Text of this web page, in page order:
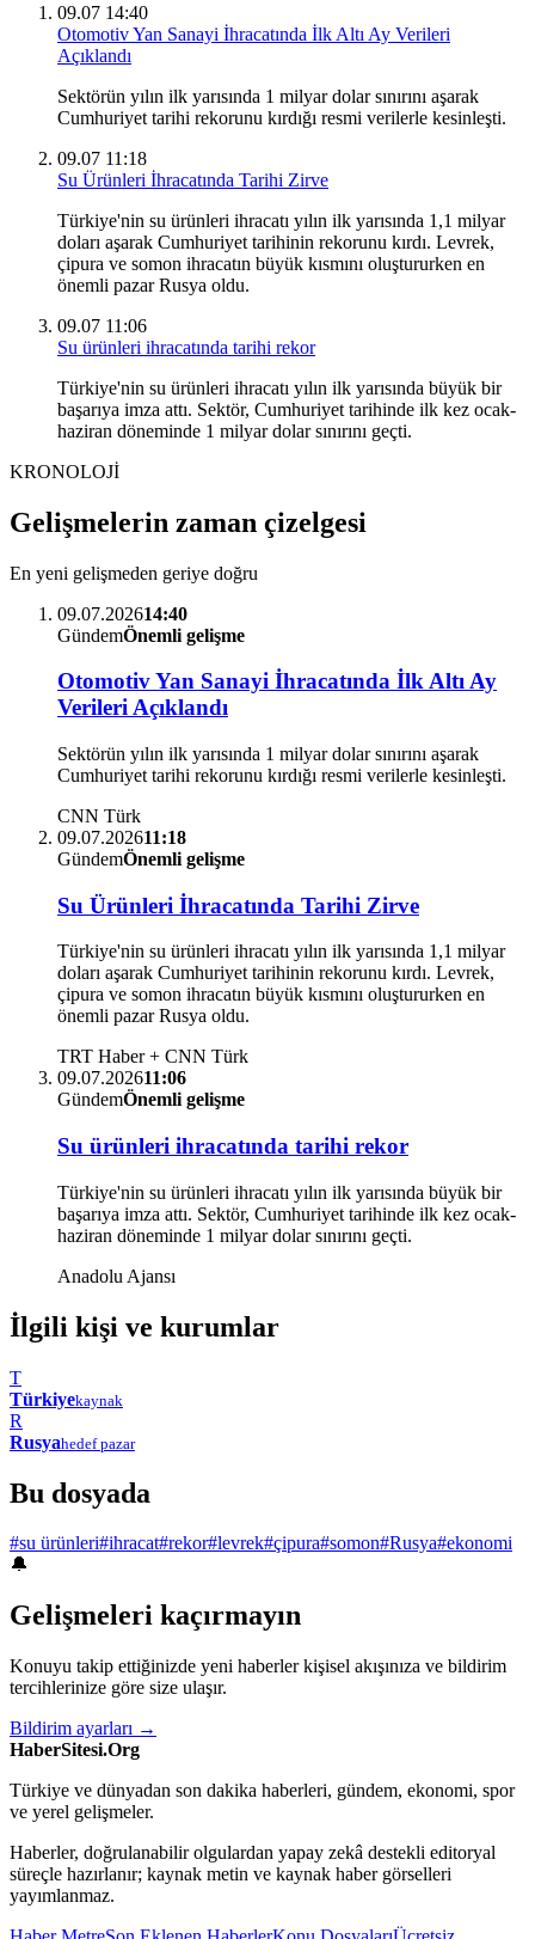
09.07 14:40
Otomotiv Yan Sanayi İhracatında İlk Altı Ay Verileri
Açıklandı
Sektörün yılın ilk yarısında 1 milyar dolar sınırını aşarak
Cumhuriyet tarihi rekorunu kırdığı resmi verilerle kesinleşti.
09.07 11:18
Su Ürünleri İhracatında Tarihi Zirve
Türkiye'nin su ürünleri ihracatı yılın ilk yarısında 1,1 milyar
doları aşarak Cumhuriyet tarihinin rekorunu kırdı. Levrek,
çipura ve somon ihracatın büyük kısmını oluştururken en
önemli pazar Rusya oldu.
09.07 11:06
Su ürünleri ihracatında tarihi rekor
Türkiye'nin su ürünleri ihracatı yılın ilk yarısında büyük bir
başarıya imza attı. Sektör, Cumhuriyet tarihinde ilk kez ocak-
haziran döneminde 1 milyar dolar sınırını geçti.
KRONOLOJİ
Gelişmelerin zaman çizelgesi
En yeni gelişmeden geriye doğru
09.07.202614:40
GündemÖnemli gelişme
Otomotiv Yan Sanayi İhracatında İlk Altı Ay
Verileri Açıklandı
Sektörün yılın ilk yarısında 1 milyar dolar sınırını aşarak
Cumhuriyet tarihi rekorunu kırdığı resmi verilerle kesinleşti.
CNN Türk
09.07.202611:18
GündemÖnemli gelişme
Su Ürünleri İhracatında Tarihi Zirve
Türkiye'nin su ürünleri ihracatı yılın ilk yarısında 1,1 milyar
doları aşarak Cumhuriyet tarihinin rekorunu kırdı. Levrek,
çipura ve somon ihracatın büyük kısmını oluştururken en
önemli pazar Rusya oldu.
TRT Haber + CNN Türk
09.07.202611:06
GündemÖnemli gelişme
Su ürünleri ihracatında tarihi rekor
Türkiye'nin su ürünleri ihracatı yılın ilk yarısında büyük bir
başarıya imza attı. Sektör, Cumhuriyet tarihinde ilk kez ocak-
haziran döneminde 1 milyar dolar sınırını geçti.
Anadolu Ajansı
İlgili kişi ve kurumlar
T
Türkiyekaynak
R
Rusyahedef pazar
Bu dosyada
#su ürünleri#ihracat#rekor#levrek#çipura#somon#Rusya#ekonomi
🔔
Gelişmeleri kaçırmayın
Konuyu takip ettiğinizde yeni haberler kişisel akışınıza ve bildirim
tercihlerinize göre size ulaşır.
Bildirim ayarları →
HaberSitesi.Org
Türkiye ve dünyadan son dakika haberleri, gündem, ekonomi, spor
ve yerel gelişmeler.
Haberler, doğrulanabilir olgulardan yapay zekâ destekli editoryal
süreçle hazırlanır; kaynak metin ve kaynak haber görselleri
yayımlanmaz.